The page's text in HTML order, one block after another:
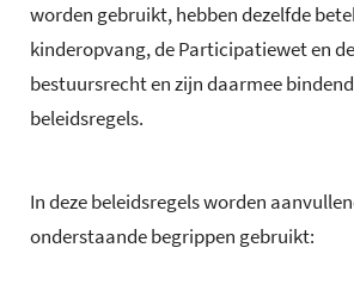
worden gebruikt, hebben dezelfde
kinderopvang, de Participatiewet en
bestuursrecht en zijn daarmee
beleidsregels.
In deze beleidsregels worden
onderstaande begrippen gebruikt: